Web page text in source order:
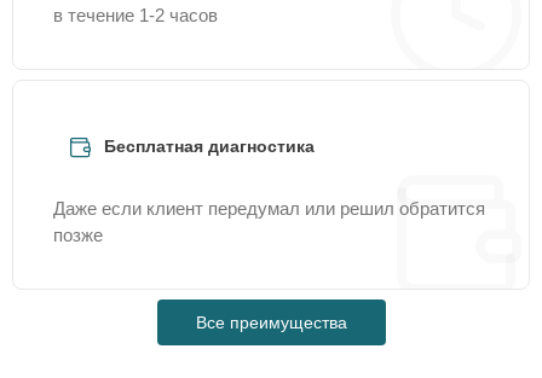
в течение 1-2 часов
Бесплатная диагностика
Даже если клиент передумал или решил обратится
позже
Все преимущества